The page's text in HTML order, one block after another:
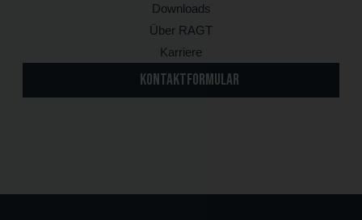
Downloads
Über RAGT
Karriere
KONTAKTFORMULAR